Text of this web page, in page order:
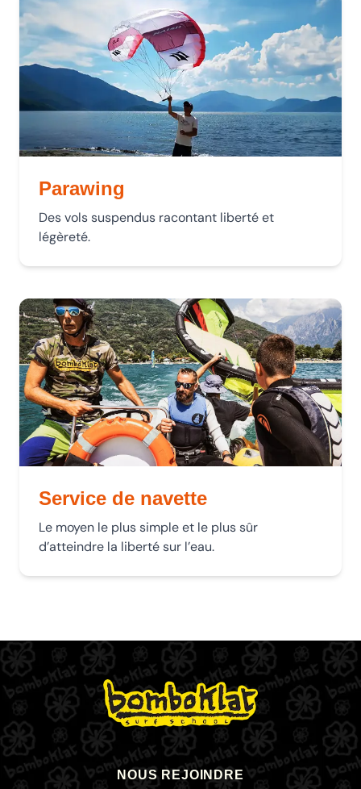
Parawing
Des vols suspendus racontant liberté et
légèreté.
Service de navette
Le moyen le plus simple et le plus sûr
d’atteindre la liberté sur l’eau.
NOUS REJOINDRE